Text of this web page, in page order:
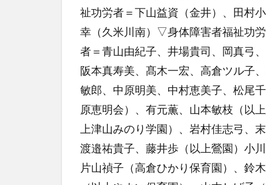
祉功労者＝下山益資（金井）、田村
幸（久米川南）▽身体障害者福祉功
者＝青山由紀子、井場貴司、岡真弓
阪本真寿美、髙木一宏、高倉ツル子
敏郎、中原明美、中村恵美子、松尾
原恵明会）、有元薫、山本敏枝（以
上津山みのり学園）、岩村佳志弓、
渡邉祐貴子、藤井歩（以上鶯園）小
片山禎子（高倉ひかり保育園）、鈴